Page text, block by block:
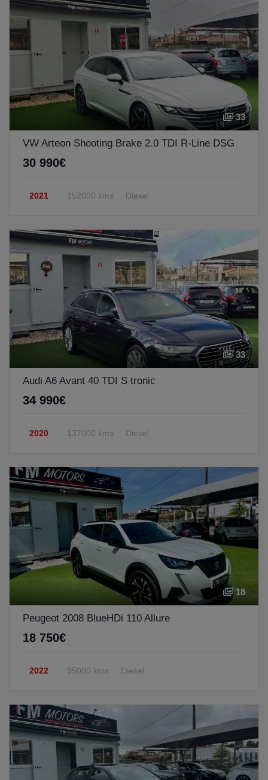
33
VW Arteon Shooting Brake 2.0 TDI R-Line DSG
30 990€
2021 152000 kms Diesel
33
Audi A6 Avant 40 TDI S tronic
34 990€
2020 137000 kms Diesel
18
Peugeot 2008 BlueHDi 110 Allure
18 750€
2022 95000 kms Diesel